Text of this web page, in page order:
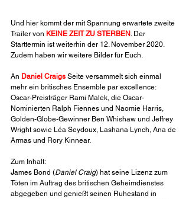
Und hier kommt der mit Spannung erwartete zweite
Trailer von KEINE ZEIT ZU STERBEN. Der
Starttermin ist weiterhin der 12. November 2020.
Zudem haben wir weitere Bilder für Euch.
An Daniel Craigs Seite versammelt sich einmal
mehr ein britisches Ensemble par excellence:
Oscar-Preisträger Rami Malek, die Oscar-
Nominierten Ralph Fiennes und Naomie Harris,
Golden-Globe-Gewinner Ben Whishaw und Jeffrey
Wright sowie Léa Seydoux, Lashana Lynch, Ana de
Armas und Rory Kinnear.
Zum Inhalt:
James Bond (Daniel Craig) hat seine Lizenz zum
Töten im Auftrag des britischen Geheimdienstes
abgegeben und genießt seinen Ruhestand in